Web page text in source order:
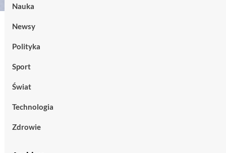
Nauka
Newsy
Polityka
Sport
Świat
Technologia
Zdrowie